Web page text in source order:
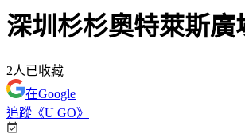
深圳杉杉奧特萊斯廣
2人已收藏
在Google
追蹤《U GO》